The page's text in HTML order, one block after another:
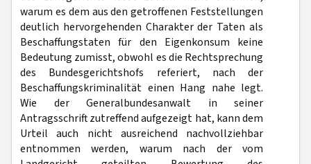
warum es dem aus den getroffenen Feststellungen
deutlich hervorgehenden Charakter der Taten als
Beschaffungstaten für den Eigenkonsum keine
Bedeutung zumisst, obwohl es die Rechtsprechung
des Bundesgerichtshofs referiert, nach der
Beschaffungskriminalität einen Hang nahe legt.
Wie der Generalbundesanwalt in seiner
Antragsschrift zutreffend aufgezeigt hat, kann dem
Urteil auch nicht ausreichend nachvollziehbar
entnommen werden, warum nach der vom